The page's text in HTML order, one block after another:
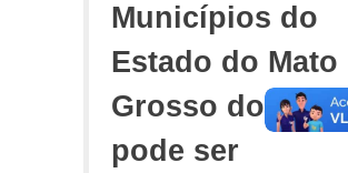
Municípios do
Estado do Mato
Grosso do Sul e
pode ser